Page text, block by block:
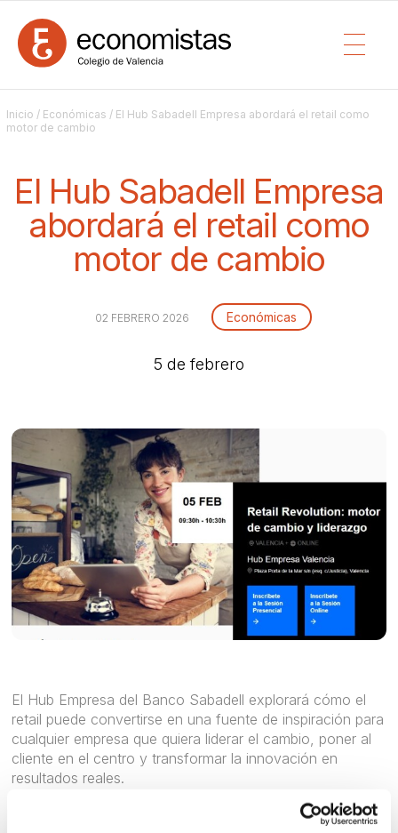
Inicio / Económicas / El Hub Sabadell Empresa abordará el retail como
motor de cambio
El Hub Sabadell Empresa
abordará el retail como
motor de cambio
02 FEBRERO 2026 Económicas
5 de febrero
El Hub Empresa del Banco Sabadell explorará cómo el
retail puede convertirse en una fuente de inspiración para
cualquier empresa que quiera liderar el cambio, poner al
cliente en el centro y transformar la innovación en
resultados reales.
El sector del retail representa alrededor del 12 % del PIB